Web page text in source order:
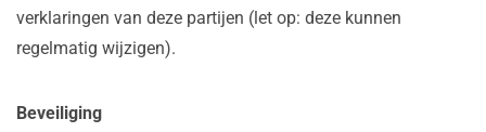
verklaringen van deze partijen (let op: deze kunnen
regelmatig wijzigen).
Beveiliging